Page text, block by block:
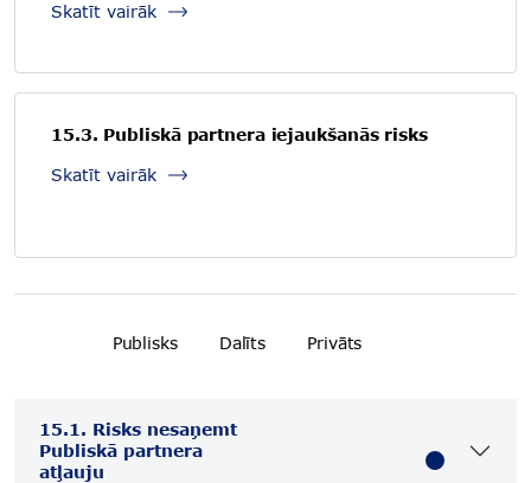
Skatīt vairāk
15.3. Publiskā partnera iejaukšanās risks
Skatīt vairāk
Publisks Dalīts Privāts
15.1. Risks nesaņemt
Publiskā partnera
atļauju